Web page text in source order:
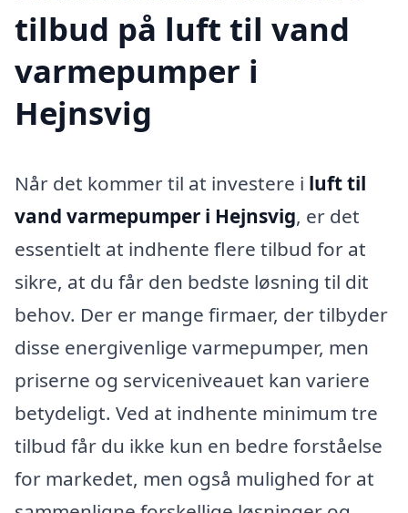
tilbud på luft til vand
varmepumper i
Hejnsvig
Når det kommer til at investere i luft til
vand varmepumper i Hejnsvig, er det
essentielt at indhente flere tilbud for at
sikre, at du får den bedste løsning til dit
behov. Der er mange firmaer, der tilbyder
disse energivenlige varmepumper, men
priserne og serviceniveauet kan variere
betydeligt. Ved at indhente minimum tre
tilbud får du ikke kun en bedre forståelse
for markedet, men også mulighed for at